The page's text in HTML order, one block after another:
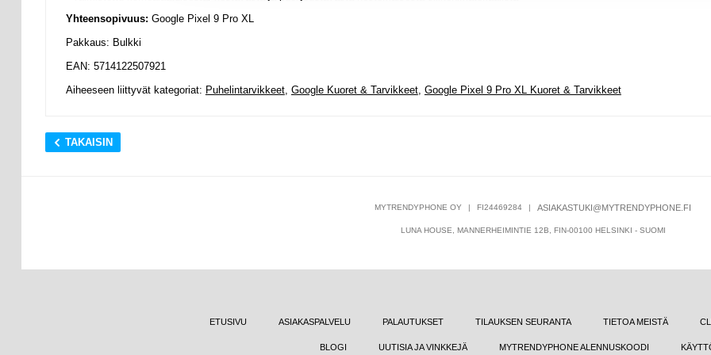
Yhteensopivuus: Google Pixel 9 Pro XL
Pakkaus: Bulkki
EAN: 5714122507921
Aiheeseen liittyvät kategoriat: Puhelintarvikkeet, Google Kuoret & Tarvikkeet, Google Pixel 9 Pro XL Kuoret & Tarvikkeet
TAKAISIN
MYTRENDYPHONE OY | FI24469284 | ASIAKASTUKI@MYTRENDYPHONE.FI
LUNA HOUSE, MANNERHEIMINTIE 12B, FIN-00100 HELSINKI - SUOMI
ETUSIVU ASIAKASPALVELU PALAUTUKSET TILAUKSEN SEURANTA TIETOA MEISTÄ
BLOGI UUTISIA JA VINKKEJÄ MYTRENDYPHONE ALENNUSKOODI